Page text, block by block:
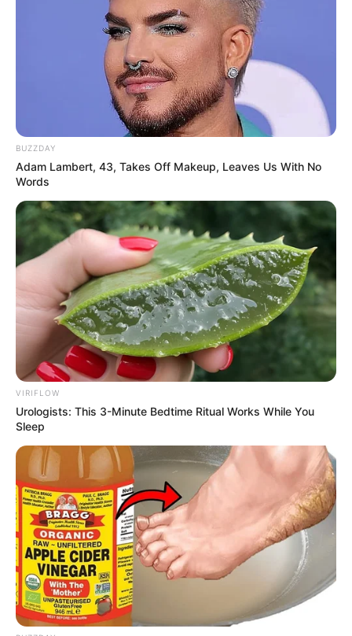
BUZZDAY
Adam Lambert, 43, Takes Off Makeup, Leaves Us With No
Words
VIRIFLOW
Urologists: This 3-Minute Bedtime Ritual Works While You
Sleep